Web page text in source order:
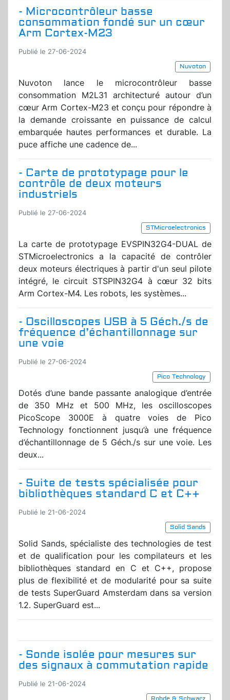
- Microcontrôleur basse
consommation fondé sur un cœur
Arm Cortex-M23
Publié le 27-06-2024
Nuvoton
Nuvoton lance le microcontrôleur basse
consommation M2L31 architecturé autour d’un
cœur Arm Cortex-M23 et conçu pour répondre à
la demande croissante en puissance de calcul
embarquée hautes performances et durable. La
puce affiche une cadence de...
- Carte de prototypage pour le
contrôle de deux moteurs
industriels
Publié le 27-06-2024
STMicroelectronics
La carte de prototypage EVSPIN32G4-DUAL de
STMicroelectronics a la capacité de contrôler
deux moteurs électriques à partir d'un seul pilote
intégré, le circuit STSPIN32G4 à cœur 32 bits
Arm Cortex-M4. Les robots, les systèmes...
- Oscilloscopes USB à 5 Géch./s de
fréquence d’échantillonnage sur
une voie
Publié le 27-06-2024
Pico Technology
Dotés d’une bande passante analogique d’entrée
de 350 MHz et 500 MHz, les oscilloscopes
PicoScope 3000E à quatre voies de Pico
Technology fonctionnent jusqu’à une fréquence
d’échantillonnage de 5 Géch./s sur une voie. Les
deux...
- Suite de tests spécialisée pour
bibliothèques standard C et C++
Publié le 21-06-2024
Solid Sands
Solid Sands, spécialiste des technologies de test
et de qualification pour les compilateurs et les
bibliothèques standard en C et C++, propose
plus de flexibilité et de modularité pour sa suite
de tests SuperGuard Amsterdam dans sa version
1.2. SuperGuard est...
- Sonde isolée pour mesures sur
des signaux à commutation rapide
Publié le 21-06-2024